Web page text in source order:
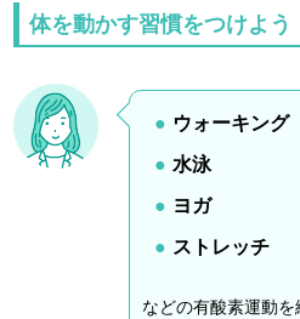
体を動かす習慣をつけよう
ウォーキング
水泳
ヨガ
ストレッチ
などの有酸素運動